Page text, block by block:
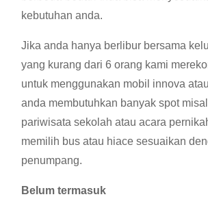
kebutuhan anda.
Jika anda hanya berlibur bersama
yang kurang dari 6 orang kami
untuk menggunakan mobil innova
anda membutuhkan banyak spot
pariwisata sekolah atau acara
memilih bus atau hiace sesuaikan
penumpang.
Belum termasuk